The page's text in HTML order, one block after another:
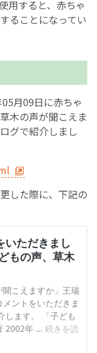
用すると、赤ちゃ
ることになってい
月09日に赤ちゃ
木の声が聞こえま
グで紹介しまし
した際に、下記の